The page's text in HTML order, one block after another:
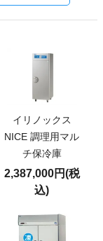
イリノックス
NICE 調理用マル
チ保冷庫
2,387,000円(税
込)